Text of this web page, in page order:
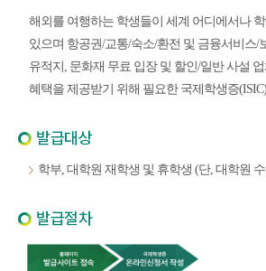
해외를 여행하는 학생들이 세계 어디에서나
있으며 항공권/교통/숙소/환전 및 금융서비스/
유적지, 문화재 무료 입장 및 할인/일반 사설
혜택을 제공받기 위해 필요한 국제학생증(ISIC)
발급대상
학부, 대학원 재학생 및 휴학생 (단, 대학원
발급절차